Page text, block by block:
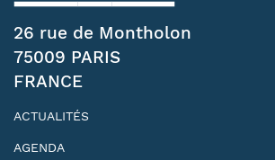
26 rue de Montholon
75009 PARIS
FRANCE
ACTUALITÉS
AGENDA